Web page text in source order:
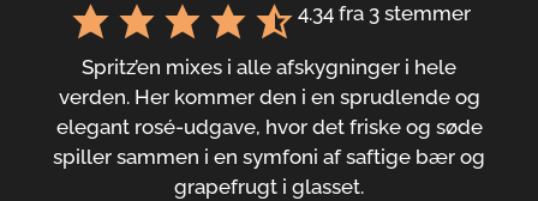
4.34fra 3stemmer
Spritz’en mixes i alle afskygninger i hele
verden. Her kommer den i en sprudlende og
elegant rosé-udgave, hvor det friske og søde
spiller sammen i en symfoni af saftige bær og
grapefrugt i glasset.